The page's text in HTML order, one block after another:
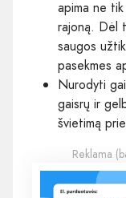
apima ne
rajoną. Dėl
saugos
pasekmes
Nurodyti
gaisrų ir
švietimą
Reklama